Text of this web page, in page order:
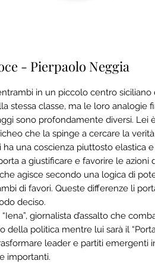
- Pierpaolo Neggia
in un piccolo centro
stessa classe, ma le loro analogie
sono profondamente diversi. Lei
che la spinge a cercare la
ha una coscienza piuttosto elastica
a giustificare e favorire le azioni
agisce secondo una logica di
di favori. Queste differenze li
deciso.
giornalista d’assalto che
della politica mentre lui sarà il
leader e partiti emergenti
importanti.